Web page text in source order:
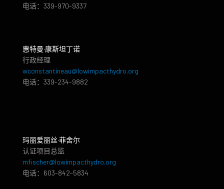
电话：339-970-9337
惠特曼·康斯坦丁诺
行政经理
wconstantineau@lowimpacthydro.org
电话：339-234-9882
玛丽爱丽丝·菲舍尔
认证项目总监
mfischer@lowimpacthydro.org
电话：603-842-5834